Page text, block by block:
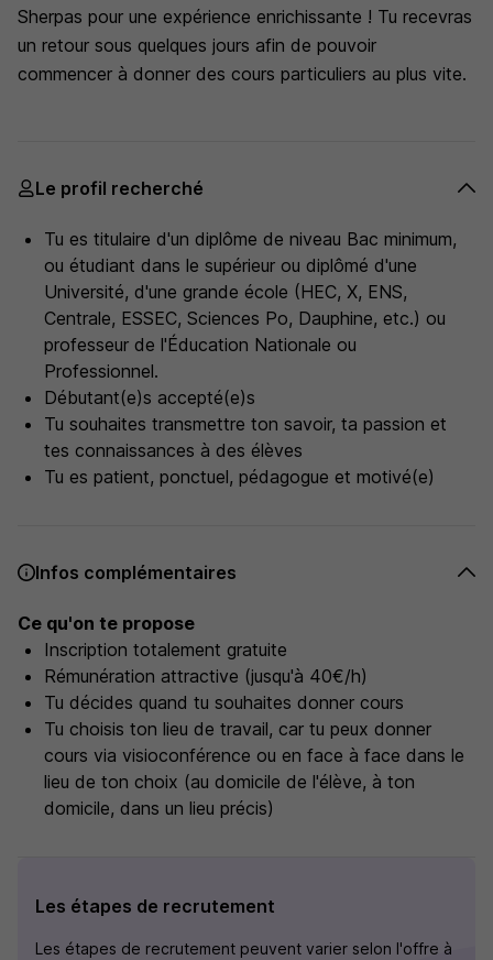
Sherpas pour une expérience enrichissante ! Tu recevras
un retour sous quelques jours afin de pouvoir
commencer à donner des cours particuliers au plus vite.
Le profil recherché
Tu es titulaire d'un diplôme de niveau Bac minimum,
ou étudiant dans le supérieur ou diplômé d'une
Université, d'une grande école (HEC, X, ENS,
Centrale, ESSEC, Sciences Po, Dauphine, etc.) ou
professeur de l'Éducation Nationale ou
Professionnel.
Débutant(e)s accepté(e)s
Tu souhaites transmettre ton savoir, ta passion et
tes connaissances à des élèves
Tu es patient, ponctuel, pédagogue et motivé(e)
Infos complémentaires
Ce qu'on te propose
Inscription totalement gratuite
Rémunération attractive (jusqu'à 40€/h)
Tu décides quand tu souhaites donner cours
Tu choisis ton lieu de travail, car tu peux donner
cours via visioconférence ou en face à face dans le
lieu de ton choix (au domicile de l'élève, à ton
domicile, dans un lieu précis)
Les étapes de recrutement
Les étapes de recrutement peuvent varier selon l'offre à